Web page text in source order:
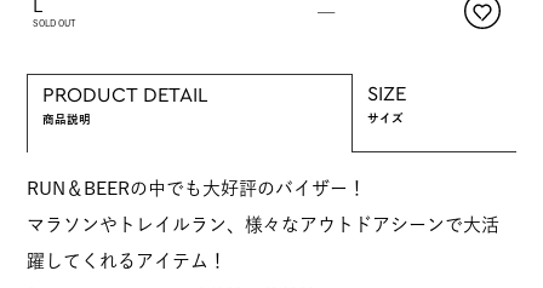
SOLD OUT
—
PRODUCT DETAIL
商品説明
SIZE
サイズ
RUN＆BEERの中でも大好評のバイザー！
マラソンやトレイルラン、様々なアウトドアシーンで大活
躍してくれるアイテム！